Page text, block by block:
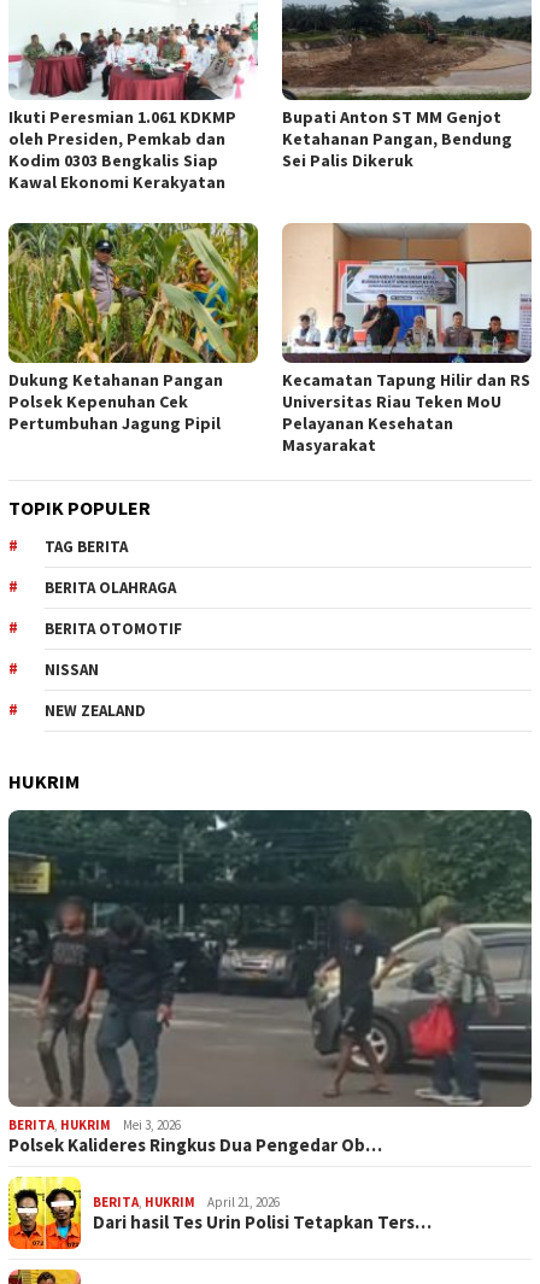
Ikuti Peresmian 1.061 KDKMP
oleh Presiden, Pemkab dan
Kodim 0303 Bengkalis Siap
Kawal Ekonomi Kerakyatan
Bupati Anton ST MM Genjot
Ketahanan Pangan, Bendung
Sei Palis Dikeruk
Dukung Ketahanan Pangan
Polsek Kepenuhan Cek
Pertumbuhan Jagung Pipil
Kecamatan Tapung Hilir dan RS
Universitas Riau Teken MoU
Pelayanan Kesehatan
Masyarakat
TOPIK POPULER
TAG BERITA
BERITA OLAHRAGA
BERITA OTOMOTIF
NISSAN
NEW ZEALAND
HUKRIM
BERITA HUKRIM Mei 3, 2026
Polsek Kalideres Ringkus Dua Pengedar Ob…
BERITA HUKRIM April 21, 2026
Dari hasil Tes Urin Polisi Tetapkan Ters…